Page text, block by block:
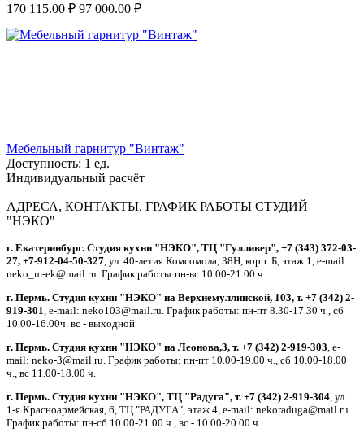
170 115.00 ₽ 97 000.00 ₽
Мебельный гарнитур "Винтаж"
Доступность: 1 ед.
Индивидуальный расчёт
АДРЕСА, КОНТАКТЫ, ГРАФИК РАБОТЫ СТУДИЙ
"НЭКО"
г. Екатеринбург. Студия кухни "НЭКО", ТЦ "Гулливер", +7 (343) 372-03-
27, +7-912-04-50-327, ул. 40-летия Комсомола, 38Н, корп. Б, этаж 1, e-mail:
neko_m-ek@mail.ru. График работы:пн-вс 10.00-21.00 ч.
г. Пермь. Студия кухни "НЭКО" на Верхнемуллинской, 103, т. +7 (342) 2-
919-301, e-mail: neko103@mail.ru. График работы: пн-пт 8.30-17.30 ч., сб
10.00-16.00ч. вс - выходной
г. Пермь. Студия кухни "НЭКО" на Леонова,3, т. +7 (342) 2-919-303, e-
mail: neko-3@mail.ru. График работы: пн-пт 10.00-19.00 ч., сб 10.00-18.00
ч., вс 11.00-18.00 ч.
г. Пермь. Студия кухни "НЭКО", ТЦ "Радуга", т. +7 (342) 2-919-304, ул.
1-я Красноармейская, 6, ТЦ "РАДУГА", этаж 4, e-mail: nekoraduga@mail.ru.
График работы: пн-cб 10.00-21.00 ч., вс - 10.00-20.00 ч.